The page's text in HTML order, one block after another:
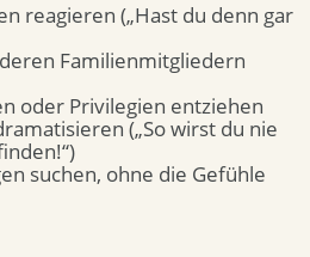
reagieren („Hast du denn gar
Familienmitgliedern
oder Privilegien entziehen
(„So wirst du nie
suchen, ohne die Gefühle